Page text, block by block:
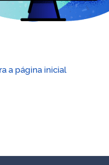
a página inicial